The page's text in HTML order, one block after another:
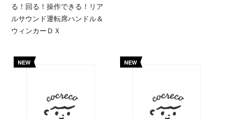
る！回る！操作できる！リア
ルサウンド運転席ハンドル＆
ウィンカーＤＸ
NEW NEW